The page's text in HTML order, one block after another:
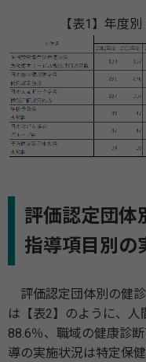
【表1】年度
評価認定団
指導項目別の
評価認定団体別の健
は【表2】のように、
88.6％、職域の健康診
導の実施状況は特定保